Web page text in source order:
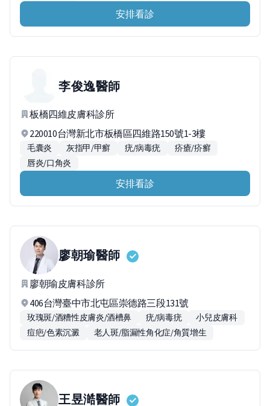
安排看診
李俊逸醫師
板橋四維皮膚科診所
220010台灣新北市板橋區四維路150號1-3樓
毛囊炎 灰指甲/甲癬 疣/病毒疣
疥瘡/疥癬
唇炎/口角炎
安排看診
廖朝瑜醫師
廖朝瑜皮膚科診所
406台灣臺中市北屯區崇德路三段131號
玫瑰斑/酒糟性皮膚炎/酒槽鼻 疣/病毒疣
小兒皮膚科
痘疤/色素沉澱
老人斑/脂漏性角化症/角質增生
王昱澔醫師